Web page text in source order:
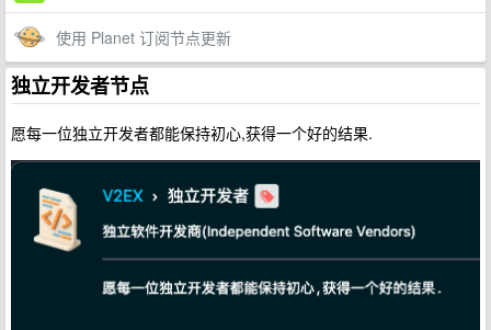
使用 Planet 订阅节点更新
独立开发者节点
愿每一位独立开发者都能保持初心,获得一个好的结果.